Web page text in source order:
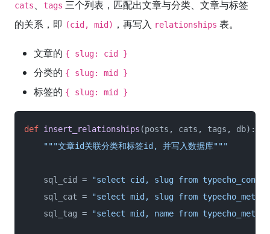
cats、 tags 三个列表，匹配出文章与分类、文章与标签
的关系，即 (cid, mid) ，再写入 relationships 表。
文章的 { slug: cid }
分类的 { slug: mid }
标签的 { slug: mid }
def insert_relationships (posts, cats, tags, db):
"""文章id关联分类和标签id, 并写入数据库"""
sql_cid =
"select cid, slug from
sql_cat =
"select mid, slug from
sql_tag =
"select mid, name from